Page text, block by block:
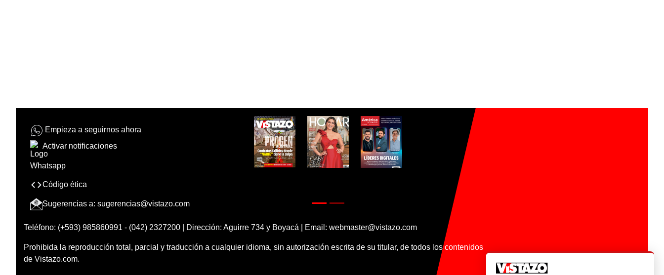
Empieza a seguirnos ahora
Activar notificaciones
Código ética
Sugerencias a: sugerencias@vistazo.com
Teléfono: (+593) 985860991 - (042) 2327200 | Dirección: Aguirre 734 y Boyacá | Email: webmaster@vistazo.com
Prohibida la reproducción total, parcial y traducción a cualquier idioma, sin autorización escrita de su titular, de todos los contenidos
de Vistazo.com.